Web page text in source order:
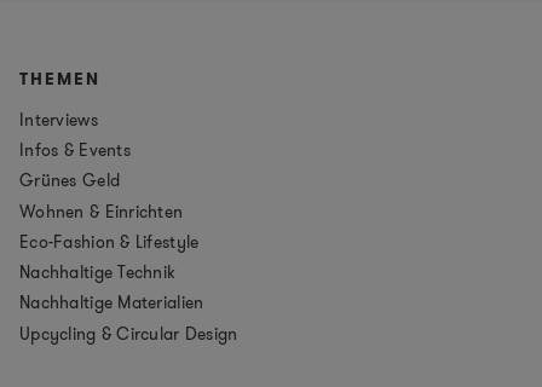
THEMEN
Interviews
Infos & Events
Grünes Geld
Wohnen & Einrichten
Eco-Fashion & Lifestyle
Nachhaltige Technik
Nachhaltige Materialien
Upcycling & Circular Design